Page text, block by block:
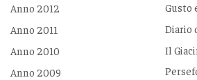
Anno 2012
Anno 2011
Anno 2010
Anno 2009
Gusto
Diario
Il